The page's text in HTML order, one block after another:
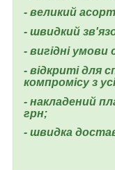
- великий
- швидкий
- вигідні умови
- відкриті для
компромісу з
- накладений
грн;
- швидка